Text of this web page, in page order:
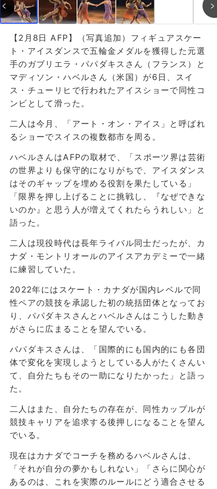
【2月8日 AFP】（写真追加）フィギュアスケー
ト・アイスダンスで五輪金メダルを獲得した元選
手のガブリエラ・パパダキスさん（フランス）と
マディソン・ハベルさん（米国）が6日、スイ
ス・チューリヒで行われたアイスショーで同性コ
ンビとして滑った。
二人は今月、「アート・オン・アイス」と呼ばれ
るショーでスイスの複数都市を周る。
ハベルさんはAFPの取材で、「スポーツ界は芸術
の世界よりも保守的になりがちで、アイスダンス
はそのギャップを埋める役割を果たしている」
「限界を押し上げることに挑戦し、『なぜできな
いのか』と思う人が増えてくれたらうれしい」と
語った。
二人は現役時代は長年ライバル同士だったが、カ
ナダ・モントリオールのアイスアカデミーで一緒
に練習していた。
2022年にはスケート・カナダが国内レベルで同
性ペアの競技を承認した初の統括団体となってお
り、パパダキスさんとハベルさんはこうした動き
がさらに広まることを望んでいる。
パパダキスさんは、「国際的にも国内的にも各団
体で変化を実現しようとしている人がたくさんい
て、自分たちもその一助になりたかった」と語っ
た。
二人はまた、自分たちの存在が、同性カップルが
競技キャリアを追求する後押しになることを望ん
でいる。
現在はカナダでコーチを務めるハベルさんは、
「それが自分の夢かもしれない」「さらに関心が
あるのは、これを実際のルールにどう適合させる